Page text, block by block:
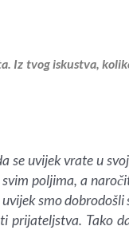
tvog iskustva,
uvijek vrate u
poljima, a
smo dobrodošli
prijateljstva. Tako